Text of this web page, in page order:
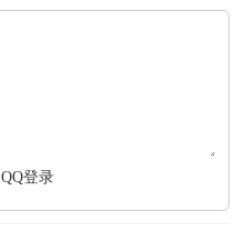
QQ登录